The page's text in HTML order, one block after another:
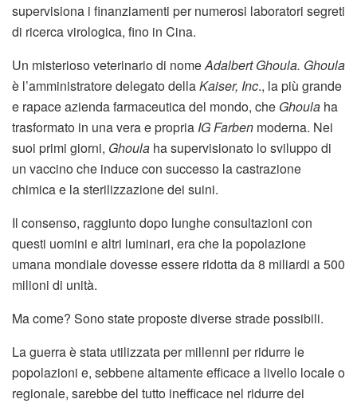
supervisiona i finanziamenti per numerosi laboratori segreti
di ricerca virologica, fino in Cina.
Un misterioso veterinario di nomeAdalbert Ghoula. Ghoula
è l’amministratore delegato dellaKaiser, Inc., la più grande
e rapace azienda farmaceutica del mondo, che Ghoula ha
trasformato in una vera e propria IG Farben moderna. Nei
suoi primi giorni, Ghoula ha supervisionato lo sviluppo di
un vaccino che induce con successo la castrazione
chimica e la sterilizzazione dei suini.
Il consenso, raggiunto dopo lunghe consultazioni con
questi uomini e altri luminari, era che la popolazione
umana mondiale dovesse essere ridotta da 8 miliardi a 500
milioni di unità.
Ma come? Sono state proposte diverse strade possibili.
La guerra è stata utilizzata per millenni per ridurre le
popolazioni e, sebbene altamente efficace a livello locale o
regionale, sarebbe del tutto inefficace nel ridurre dei